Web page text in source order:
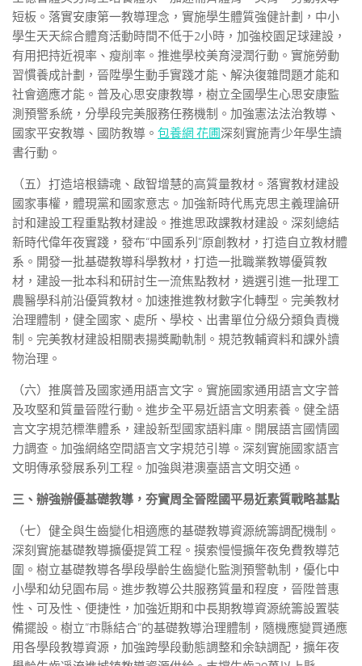
短板。落實安康第一教導理念，實施學生體質強健計劃，中小
學生天天綜合體育活動時間不低于2小時，加強校園足球建設，
有用把持近視率、瘦削率。推進學校美育浸潤行動。實施勞動
習慣養成計劃，晉陞學生動手實踐才能、解決復雜問題才能和
社會適應才能。普及心思安康教導，樹立全國學生心思安康監
測預警系統，分學段完美服務任務機制。加強憲法法治教導、
國家平安教導、國防教導。 包養網 花圃深刻實施青少年學生讀
書行動。
（五）打造培根鑄魂、啟智增慧的高質量教材。落實教材建設
國家事權，體現黨和國家意志。加強新時代馬克思主義理論研
討和建設工程重點教材建設。推進思政課教材建設。深刻總結
新時代偉年夜實踐，發布“中國系列”原創教材，打造自立教材體
系。開發一批基礎教導科學教材，打造一批職業教導優質教
材，建設一批本科和研討生一流焦點教材，遴選引進一批理工
農醫學科前沿優質教材。加速推進教材數字化轉型。完美教材
治理體制，健全國家、處所、學校、出書單位分級分類負責機
制。完美教材建設相關表揚獎勵軌制。規范教輔資料和課外讀
物治理。
（六）推廣普及國家通用語言文字。實施國家通用語言文字普
及攻堅和質量晉陞行動。進步全平易近語言文明素養。健全語
言文字規范標準體系，建設新型國家語料庫。開展語言國情國
力調查。加強網絡空間語言文字規范引導。深刻實施國家語言
文明傳承發展系列工程。加強與港澳臺語言文明交通。
三、辦強辦優基礎教導，夯實周全晉陞國平易近素質戰略基點
（七）健全與生齒變化相適應的基礎教導資源統籌調配機制。
深刻實施基礎教導擴優提質工程。摸索慢慢擴年夜免費教導范
圍。樹立基礎教導各學段學齡生齒變化監測預警軌制，優化中
小學和幼兒園布局。進步教導公共服務質量和程度，晉陞普惠
性、可及性、便捷性，加強近期和中長期教導資源統籌設置裝
備擺設。樹立“市縣結合”的基礎教導治理體制，隨機應變買通應
用各學段教導資源，加強跨學段動態調整和余缺調配，擴年夜